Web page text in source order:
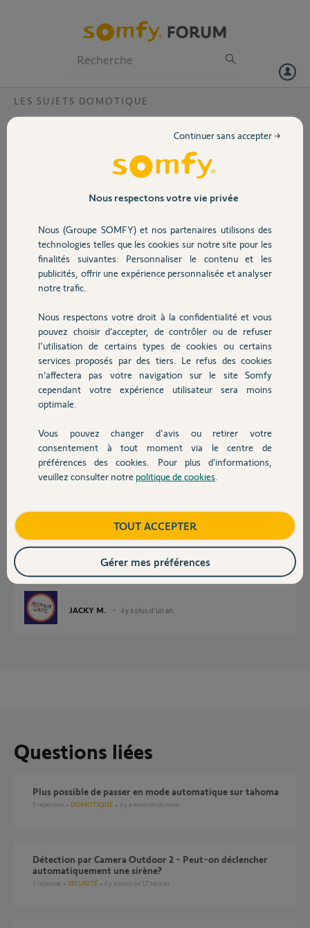
Volet
Sécurité
Domotique
Chauffage
Autres produits
Devis avec un pro
Contact
LES SUJETS DOMOTIQUE
Scénario Automatique inexistant sur
J'ai pu programmer mes volets en les regroupant par pièces et
scénario Manuels.
Avec l'hiver, je voudrai pouvoir programmer la fermeture des volets à
Version de l'application 1.27.0 (524)
Jérôme H.
il y a plus d'un an
Participer au fil de discussion
Réponses
Bonsoir
Je pense que vous avez un Kit de connectivité qui ne permet de faire que
Vous pouvez automatiser via Google Home, Alexa, ou Homme Assistant
JACKY M. il y a plus d'un an
Questions liées
Plus possible de passer en mode automatique sur tahoma
5 réponses DOMOTIQUE il y a environ un mois
Détection par Camera Outdoor 2 - Peut-on déclencher
automatiquement une sirène?
1 réponse SÉCURITÉ il y a environ 17 heures
Nous respectons votre vie privée
Nous (Groupe SOMFY) et nos partenaires utilisons des
technologies telles que les cookies sur notre site pour les
finalités suivantes: Personnaliser le contenu et les
publicités, offrir une expérience personnalisée et analyser
notre trafic.
Nous respectons votre droit à la confidentialité et vous
pouvez choisir d’accepter, de contrôler ou de refuser
l'utilisation de certains types de cookies ou certains
services proposés par des tiers. Le refus des cookies
n’affectera pas votre navigation sur le site Somfy
cependant votre expérience utilisateur sera moins
optimale.
Vous pouvez changer d'avis ou retirer votre
consentement à tout moment via le centre de
préférences des cookies. Pour plus d’informations,
veuillez consulter notre politique de cookies
Continuer sans accepter →
TOUT ACCEPTER
Gérer mes préférences